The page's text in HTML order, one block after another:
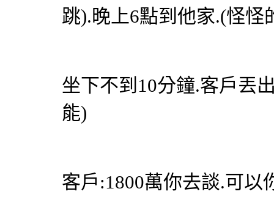
跳).晚上6點到他家.(怪怪
坐下不到10分鐘.客戶丟
能)
客戶:1800萬你去談.可以